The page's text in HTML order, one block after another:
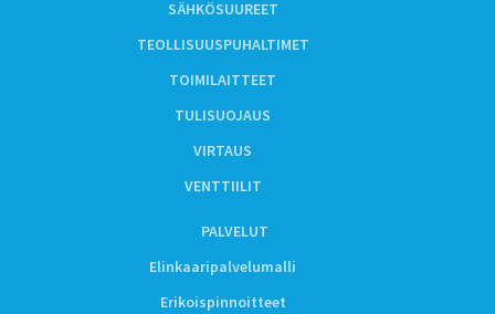
SÄHKÖSUUREET
TEOLLISUUSPUHALTIMET
TOIMILAITTEET
TULISUOJAUS
VIRTAUS
VENTTIILIT
PALVELUT
Elinkaaripalvelumalli
Erikoispinnoitteet